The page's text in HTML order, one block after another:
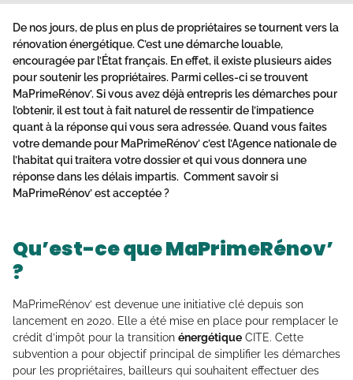
De nos jours, de plus en plus de propriétaires se tournent vers la
rénovation énergétique. C’est une démarche louable,
encouragée par l’État français. En effet, il existe plusieursaides
pour soutenir les propriétaires. Parmi celles-ci se trouvent
MaPrimeRénov’. Si vous avez déjà entrepris les démarches pour
l’obtenir, il est tout à fait naturel de ressentir de l’impatience
quant à la réponse qui vous sera adressée. Quand vous faites
votre demande pour MaPrimeRénov’ c’est l’Agence nationale de
l’habitat qui traitera votre dossier et qui vous donnera une
réponse dans les délais impartis. Comment savoir si
MaPrimeRénov’ est acceptée ?
Qu’est-ce que MaPrimeRénov’
?
MaPrimeRénov’ est devenue une initiative clé depuis son
lancement en 2020. Elle a été mise en place pour remplacer le
crédit d’impôt pour la transition énergétique CITE. Cette
subvention a pour objectif principal de simplifier les démarches
pour les propriétaires, bailleurs qui souhaitent effectuer des